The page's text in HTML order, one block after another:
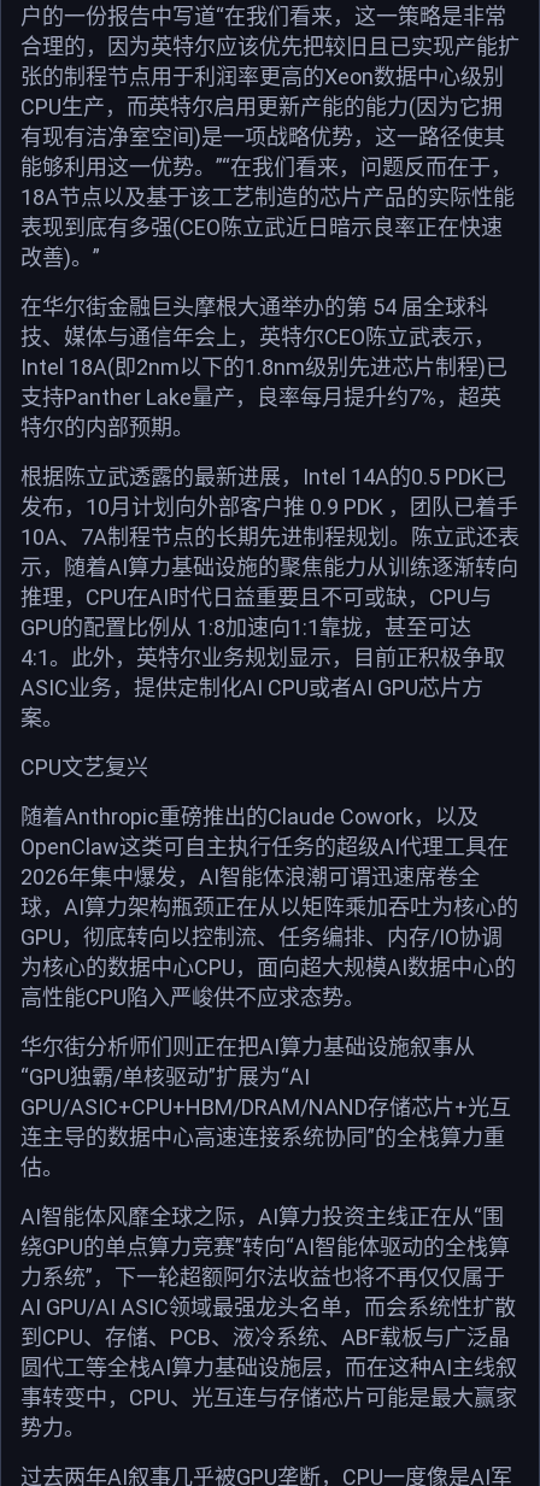
户的一份报告中写道“在我们看来，这一策略是非常
合理的，因为英特尔应该优先把较旧且已实现产能扩
张的制程节点用于利润率更高的Xeon数据中心级别
CPU生产，而英特尔启用更新产能的能力(因为它拥
有现有洁净室空间)是一项战略优势，这一路径使其
能够利用这一优势。”“在我们看来，问题反而在于，
18A节点以及基于该工艺制造的芯片产品的实际性能
表现到底有多强(CEO陈立武近日暗示良率正在快速
改善)。”
在华尔街金融巨头摩根大通举办的第 54 届全球科
技、媒体与通信年会上，英特尔CEO陈立武表示，
Intel 18A(即2nm以下的1.8nm级别先进芯片制程)已
支持Panther Lake量产，良率每月提升约7%，超英
特尔的内部预期。
根据陈立武透露的最新进展，Intel 14A的0.5 PDK已
发布，10月计划向外部客户推 0.9 PDK ，团队已着手
10A、7A制程节点的长期先进制程规划。陈立武还表
示，随着AI算力基础设施的聚焦能力从训练逐渐转向
推理，CPU在AI时代日益重要且不可或缺，CPU与
GPU的配置比例从 1:8加速向1:1靠拢，甚至可达
4:1。此外，英特尔业务规划显示，目前正积极争取
ASIC业务，提供定制化AI CPU或者AI GPU芯片方
案。
CPU文艺复兴
随着Anthropic重磅推出的Claude Cowork，以及
OpenClaw这类可自主执行任务的超级AI代理工具在
2026年集中爆发，AI智能体浪潮可谓迅速席卷全
球，AI算力架构瓶颈正在从以矩阵乘加吞吐为核心的
GPU，彻底转向以控制流、任务编排、内存/IO协调
为核心的数据中心CPU，面向超大规模AI数据中心的
高性能CPU陷入严峻供不应求态势。
华尔街分析师们则正在把AI算力基础设施叙事从
“GPU独霸/单核驱动”扩展为“AI
GPU/ASIC+CPU+HBM/DRAM/NAND存储芯片+光互
连主导的数据中心高速连接系统协同”的全栈算力重
估。
AI智能体风靡全球之际，AI算力投资主线正在从“围
绕GPU的单点算力竞赛”转向“AI智能体驱动的全栈算
力系统”，下一轮超额阿尔法收益也将不再仅仅属于
AI GPU/AI ASIC领域最强龙头名单，而会系统性扩散
到CPU、存储、PCB、液冷系统、ABF载板与广泛晶
圆代工等全栈AI算力基础设施层，而在这种AI主线叙
事转变中，CPU、光互连与存储芯片可能是最大赢家
势力。
过去两年AI叙事几乎被GPU垄断，CPU一度像是AI军